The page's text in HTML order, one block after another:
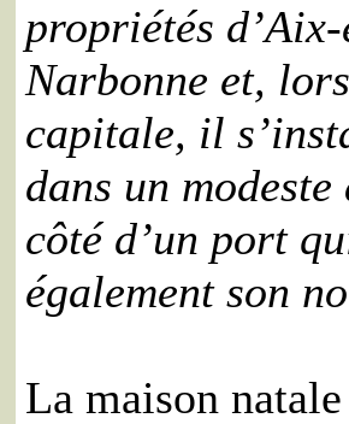
propriétés
Narbonne et,
capitale, il
dans un
côté d’un port
également son
La maison